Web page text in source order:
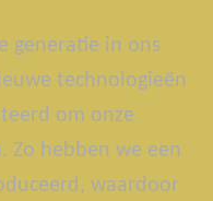
generatie in ons
technologieën
om onze
Zo hebben we een
waardoor